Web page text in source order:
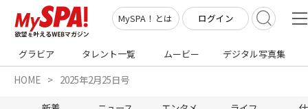
MySPA！とは ログイン
グラビア タレント一覧 ムービー デジタル写真集
HOME 2025年2月25日号